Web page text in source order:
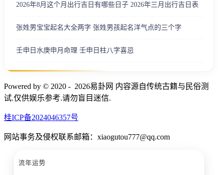
2026年8月这个月出行吉日有哪些日子 2026年三月出行吉日表
张姓男宝宝起名大全两字 张姓男孩起名洋气点的三个字
壬申日水庚申月命理 壬申日柱八字喜忌
Powered by © 2020 - 2026易卦网 内容源自传统古籍与民俗测
试.仅供娱乐参考.请勿盲目迷信.
桂ICP备2024046357号
网站事务及侵权联系邮箱：xiaogutou777@qq.com
流年运势